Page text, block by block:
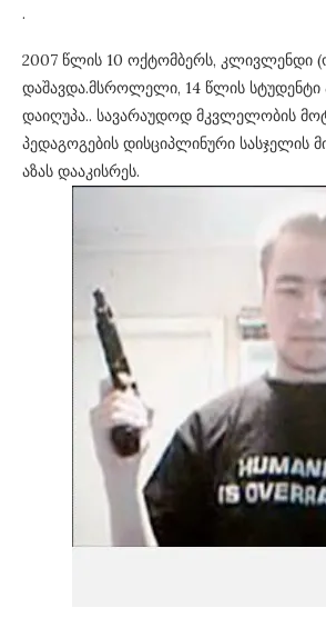
.
2007 წლის 10 ოქტომბერს, კლივლენდი
დაშავდა.მსროლელი, 14 წლის სტუდენტი
დაიღუპა.. სავარაუდოდ მკვლელობის
პედაგოგების დისციპლინური სასჯელის
აზას დააკისრეს.